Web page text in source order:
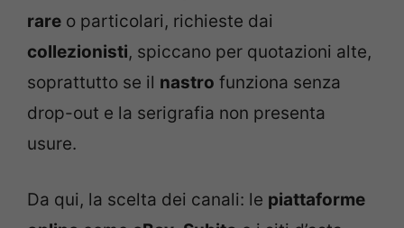
rare o particolari, richieste dai
collezionisti, spiccano per quotazioni alte,
soprattutto se il nastro funziona senza
drop-out e la serigrafia non presenta
usure.
Da qui, la scelta dei canali: le piattaforme